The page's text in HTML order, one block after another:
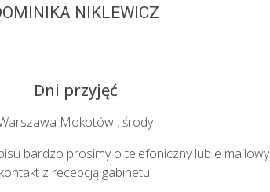
NIKLEWICZ
Dni przyjęć
Mokotów : środy
bardzo prosimy o telefoniczny lub e mailowy
kontakt z recepcją gabinetu.